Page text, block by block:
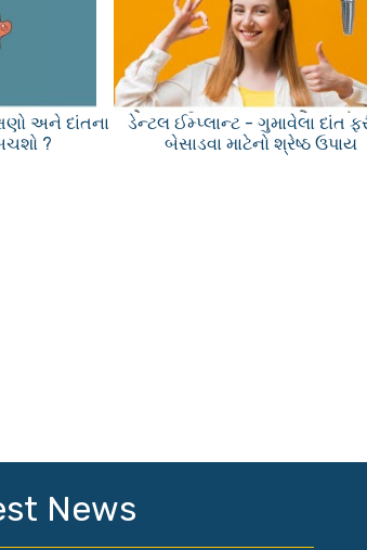
અને દાંતના
?
ડેન્ટલ ઈમ્પ્લાન્ટ - ગુમાવેલા દાંત
બેસાડવા માટેનો શ્રેષ્ઠ ઉપાય
News